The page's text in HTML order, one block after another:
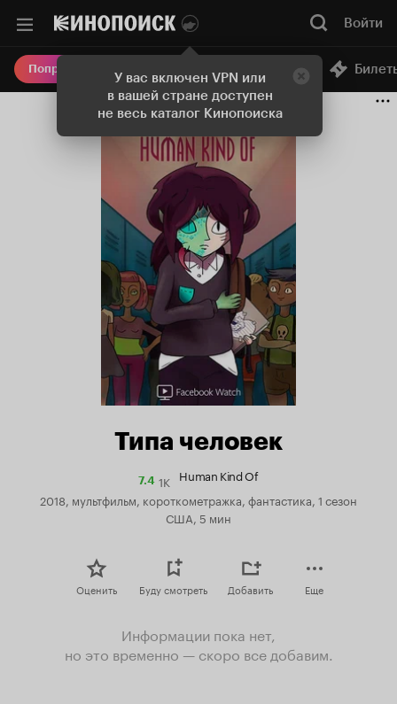
У вас включен VPN или
в вашей стране доступен
не весь каталог Кинопоиска
Войти
Попробовать Плюс Онлайн-кинотеатр
Типа человек
7.4Рейтинг
7.4
1K Human Kind Of
2018, мультфильм, короткометражка, фантастика, 1 сезон
США, 5 мин
Оценить Буду смотреть Добавить Еще
Информации пока нет,
но это временно — скоро все добавим.